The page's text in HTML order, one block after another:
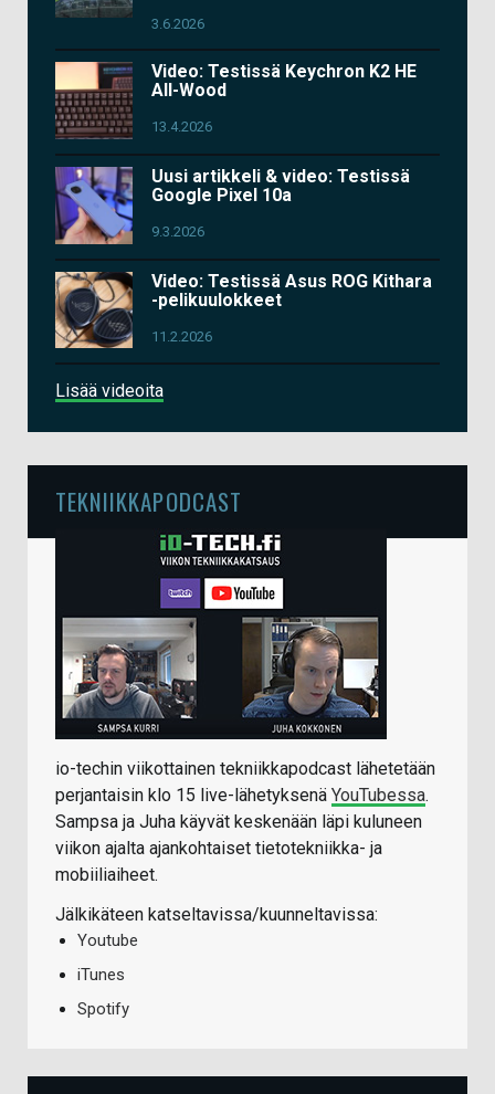
3.6.2026
Video: Testissä Keychron K2 HE
All-Wood
13.4.2026
Uusi artikkeli & video: Testissä
Google Pixel 10a
9.3.2026
Video: Testissä Asus ROG Kithara
-pelikuulokkeet
11.2.2026
Lisää videoita
TEKNIIKKAPODCAST
io-techin viikottainen tekniikkapodcast lähetetään
perjantaisin klo 15 live-lähetyksenä YouTubessa.
Sampsa ja Juha käyvät keskenään läpi kuluneen
viikon ajalta ajankohtaiset tietotekniikka- ja
mobiiliaiheet.
Jälkikäteen katseltavissa/kuunneltavissa:
Youtube
iTunes
Spotify